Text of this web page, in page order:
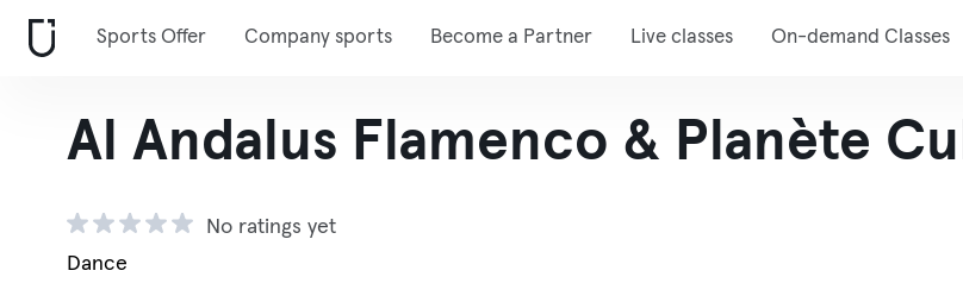
Sports Offer Company sports Become a Partner Live classes On-demand Classes
Al Andalus Flamenco & Planète
No ratings yet
Dance